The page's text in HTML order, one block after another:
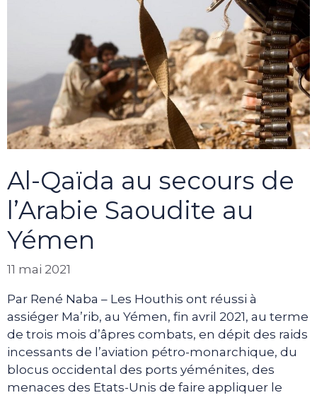
Al-Qaïda au secours de
l’Arabie Saoudite au
Yémen
11 mai 2021
Par René Naba – Les Houthis ont réussi à
assiéger Ma’rib, au Yémen, fin avril 2021, au terme
de trois mois d’âpres combats, en dépit des raids
incessants de l’aviation pétro-monarchique, du
blocus occidental des ports yéménites, des
menaces des Etats-Unis de faire appliquer le